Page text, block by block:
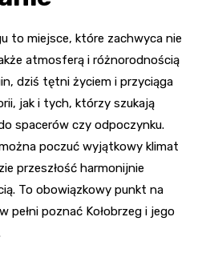
to miejsce, które zachwyca nie
atmosferą i różnorodnością
dziś tętni życiem i przyciąga
jak i tych, którzy szukają
spacerów czy odpoczynku.
poczuć wyjątkowy klimat
przeszłość harmonijnie
To obowiązkowy punkt na
pełni poznać Kołobrzeg i jego